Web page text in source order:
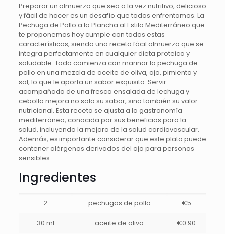
Preparar un almuerzo que sea a la vez nutritivo, delicioso
y fácil de hacer es un desafío que todos enfrentamos. La
Pechuga de Pollo a la Plancha al Estilo Mediterráneo que
te proponemos hoy cumple con todas estas
características, siendo una receta fácil almuerzo que se
integra perfectamente en cualquier dieta proteica y
saludable. Todo comienza con marinar la pechuga de
pollo en una mezcla de aceite de oliva, ajo, pimienta y
sal, lo que le aporta un sabor exquisito. Servir
acompañada de una fresca ensalada de lechuga y
cebolla mejora no solo su sabor, sino también su valor
nutricional. Esta receta se ajusta a la gastronomía
mediterránea, conocida por sus beneficios para la
salud, incluyendo la mejora de la salud cardiovascular.
Además, es importante considerar que este plato puede
contener alérgenos derivados del ajo para personas
sensibles.
Ingredientes
2 pechugas de pollo €5
30 ml aceite de oliva €0.90